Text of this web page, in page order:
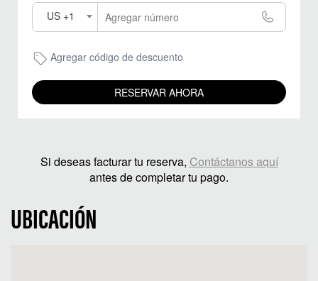
US +1
Agregar código de descuento
RESERVAR AHORA
Si deseas facturar tu reserva, Contáctanos aquí
antes de completar tu pago.
UBICACIÓN